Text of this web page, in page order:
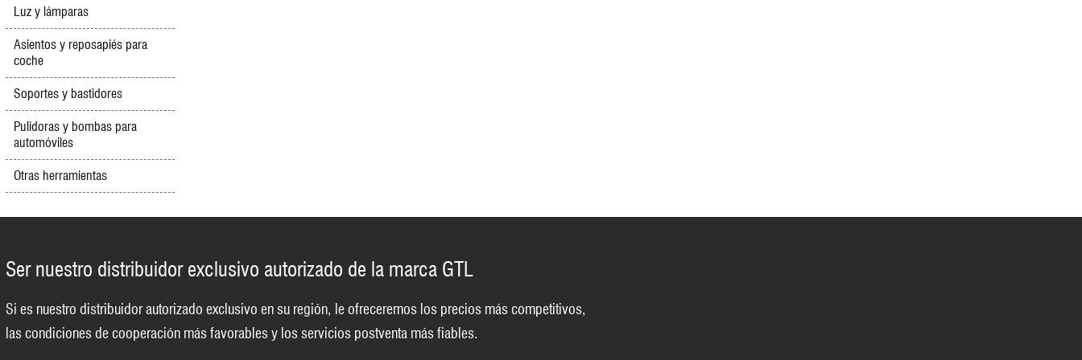
Luz y lámparas
Asientos y reposapiés para
coche
Soportes y bastidores
Pulidoras y bombas para
automóviles
Otras herramientas
Ser nuestro distribuidor exclusivo autorizado de la marca GTL
Si es nuestro distribuidor autorizado exclusivo en su región, le ofreceremos los precios más competitivos,
las condiciones de cooperación más favorables y los servicios postventa más fiables.